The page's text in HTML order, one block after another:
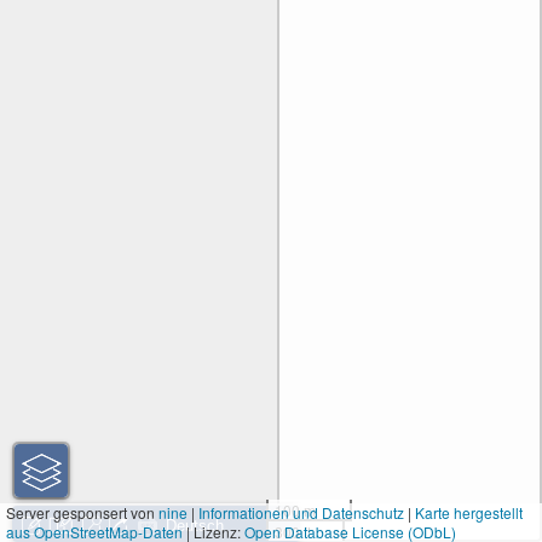
100 m
300 ft
Server gesponsert vonnine|Informationen und Datenschutz | Karte hergestellt
aus OpenStreetMap-Daten| Lizenz:Open Database License (ODbL)